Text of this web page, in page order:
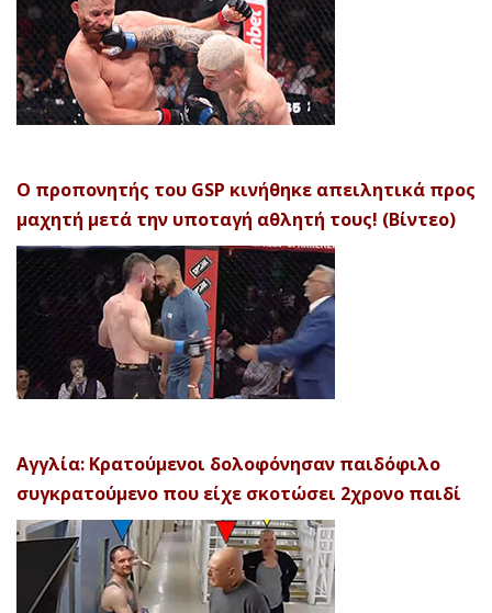
Ο προπονητής του GSP κινήθηκε απειλητικά προς
μαχητή μετά την υποταγή αθλητή τους! (Βίντεο)
Αγγλία: Κρατούμενοι δολοφόνησαν παιδόφιλο
συγκρατούμενο που είχε σκοτώσει 2χρονο παιδί